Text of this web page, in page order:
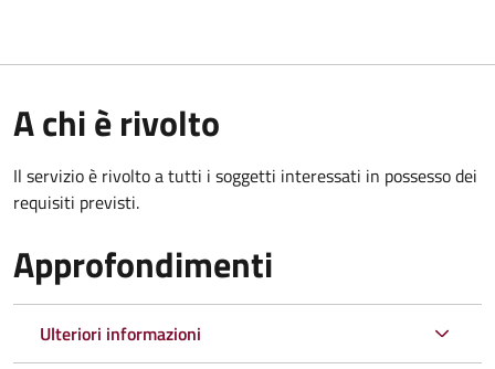
A chi è rivolto
Il servizio è rivolto a tutti i soggetti interessati in possesso dei
requisiti previsti.
Approfondimenti
Ulteriori informazioni